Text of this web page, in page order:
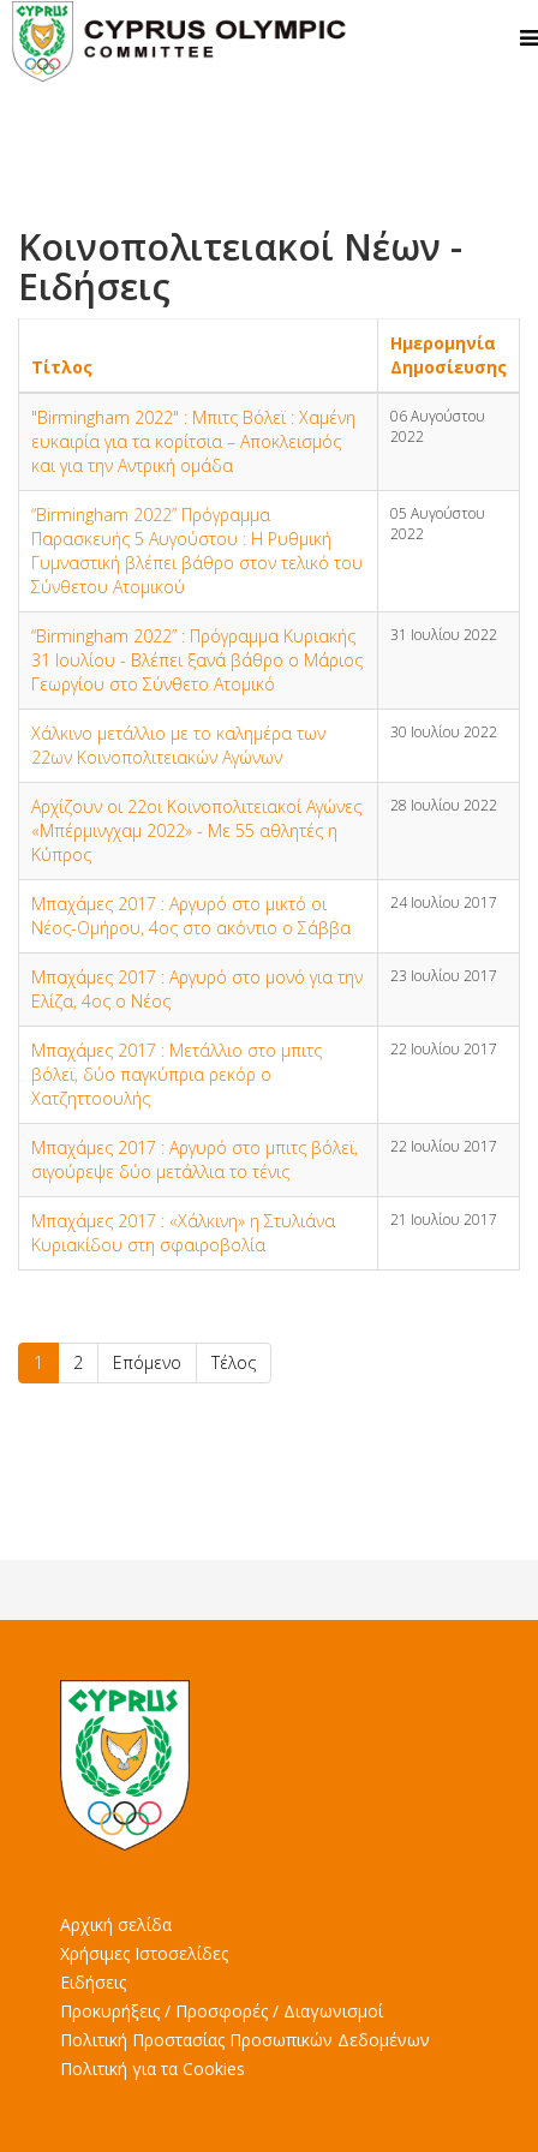
Κοινοπολιτειακοί Νέων -
Ειδήσεις
Τίτλος
Ημερομηνία
Δημοσίευσης
"Birmingham 2022" : Μπιτς Βόλεϊ : Χαμένη
ευκαιρία για τα κορίτσια – Αποκλεισμός
και για την Αντρική ομάδα
06 Αυγούστου
2022
“Birmingham 2022” Πρόγραμμα
Παρασκευής 5 Αυγούστου : Η Ρυθμική
Γυμναστική βλέπει βάθρο στον τελικό του
Σύνθετου Ατομικού
05 Αυγούστου
2022
“Birmingham 2022” : Πρόγραμμα Κυριακής
31 Ιουλίου - Βλέπει ξανά βάθρο ο Μάριος
Γεωργίου στο Σύνθετο Ατομικό
31 Ιουλίου 2022
Χάλκινο μετάλλιο με το καλημέρα των
22ων Κοινοπολιτειακών Αγώνων
30 Ιουλίου 2022
Αρχίζουν οι 22οι Κοινοπολιτειακοί Αγώνες
«Μπέρμινγχαμ 2022» - Με 55 αθλητές η
Κύπρος
28 Ιουλίου 2022
Μπαχάμες 2017 : Αργυρό στο μικτό οι
Νέος-Ομήρου, 4ος στο ακόντιο ο Σάββα
24 Ιουλίου 2017
Μπαχάμες 2017 : Αργυρό στο μονό για την
Ελίζα, 4ος ο Νέος
23 Ιουλίου 2017
Μπαχάμες 2017 : Μετάλλιο στο μπιτς
βόλεϊ, δύο παγκύπρια ρεκόρ ο
Χατζηττοουλής
22 Ιουλίου 2017
Μπαχάμες 2017 : Αργυρό στο μπιτς βόλεϊ,
σιγούρεψε δύο μετάλλια το τένις
22 Ιουλίου 2017
Μπαχάμες 2017 : «Χάλκινη» η Στυλιάνα
Κυριακίδου στη σφαιροβολία
21 Ιουλίου 2017
1 2 Επόμενο Τέλος
Αρχική σελίδα
Χρήσιμες Ιστοσελίδες
Ειδήσεις
Προκυρήξεις / Προσφορές / Διαγωνισμοί
Πολιτική Προστασίας Προσωπικών Δεδομένων
Πολιτική για τα Cookies